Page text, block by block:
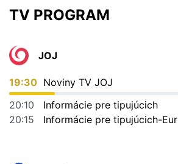
TV PROGRAM
JOJ
19:30 Noviny TV JOJ
20:10
Informácie pre tipujúcich
20:15
Informácie pre tipujúcich-